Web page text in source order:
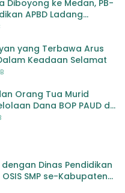
Diboyong ke Medan, PB-
APBD Ladang
Perlu
yang Terbawa Arus
Keadaan Selamat
Orang Tua Murid
Dana BOP PAUD di
Dinas Pendidikan
SMP se-Kabupaten